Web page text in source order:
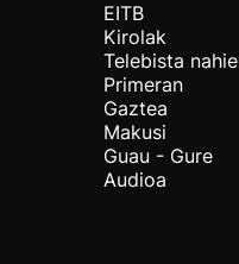
EITB
Kirolak
Telebista
Primeran
Gaztea
Makusi
Guau - Gure
Audioa